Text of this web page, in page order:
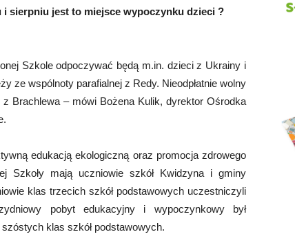
Abrys
i sierpniu jest to miejsce wypoczynku dzieci ?
Szkole odpoczywać będą m.in. dzieci z Ukrainy i
ze wspólnoty parafialnej z Redy. Nieodpłatnie wolny
Brachlewa – mówi Bożena Kulik, dyrektor Ośrodka
edukacją ekologiczną oraz promocja zdrowego
Szkoły mają uczniowie szkół Kwidzyna i gminy
klas trzecich szkół podstawowych uczestniczyli
pobyt edukacyjny i wypoczynkowy był
klas szkół podstawowych.